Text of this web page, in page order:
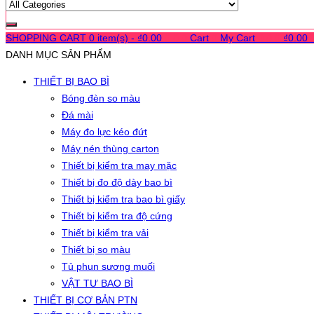
SHOPPING CART 0 item(s) - ₫0.00 Cart My Cart ₫0.00
DANH MỤC SẢN PHẨM
THIẾT BỊ BAO BÌ
Bóng đèn so màu
Đá mài
Máy đo lực kéo đứt
Máy nén thùng carton
Thiết bị kiểm tra may mặc
Thiết bị đo độ dày bao bì
Thiết bị kiểm tra bao bì giấy
Thiết bị kiểm tra độ cứng
Thiết bị kiểm tra vải
Thiết bị so màu
Tủ phun sương muối
VẬT TƯ BAO BÌ
THIẾT BỊ CƠ BẢN PTN